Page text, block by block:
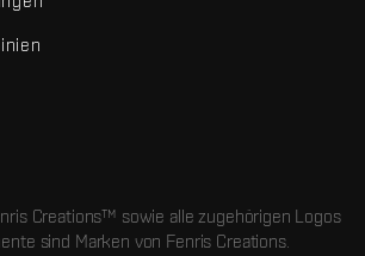
Creations™ sowie alle zugehörigen Logos
sind Marken von Fenris Creations.